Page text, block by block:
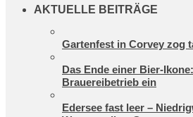
AKTUELLE BEITRÄGE
Gartenfest in Corvey zog
Das Ende einer Bier-
Brauereibetrieb ein
Edersee fast leer –